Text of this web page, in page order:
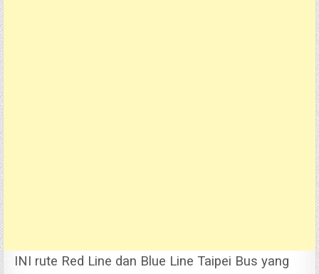
INI rute Red Line dan Blue Line Taipei Bus yang